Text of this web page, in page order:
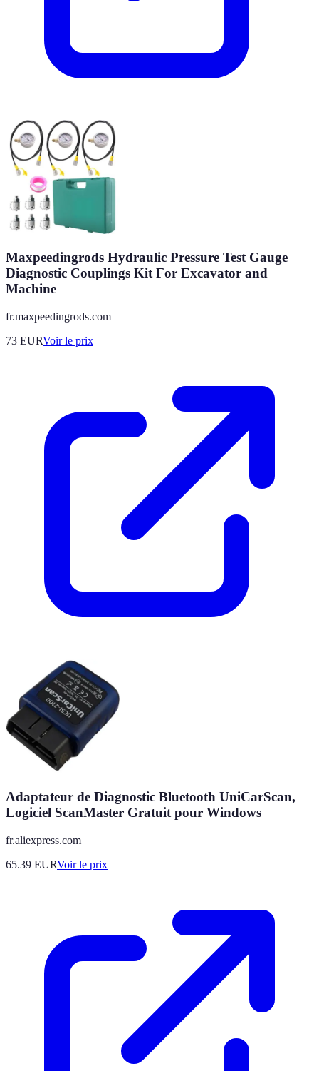
Maxpeedingrods Hydraulic Pressure Test Gauge
Diagnostic Couplings Kit For Excavator and
Machine
fr.maxpeedingrods.com
73 EURVoir le prix
Adaptateur de Diagnostic Bluetooth UniCarScan,
Logiciel ScanMaster Gratuit pour Windows
fr.aliexpress.com
65.39 EURVoir le prix